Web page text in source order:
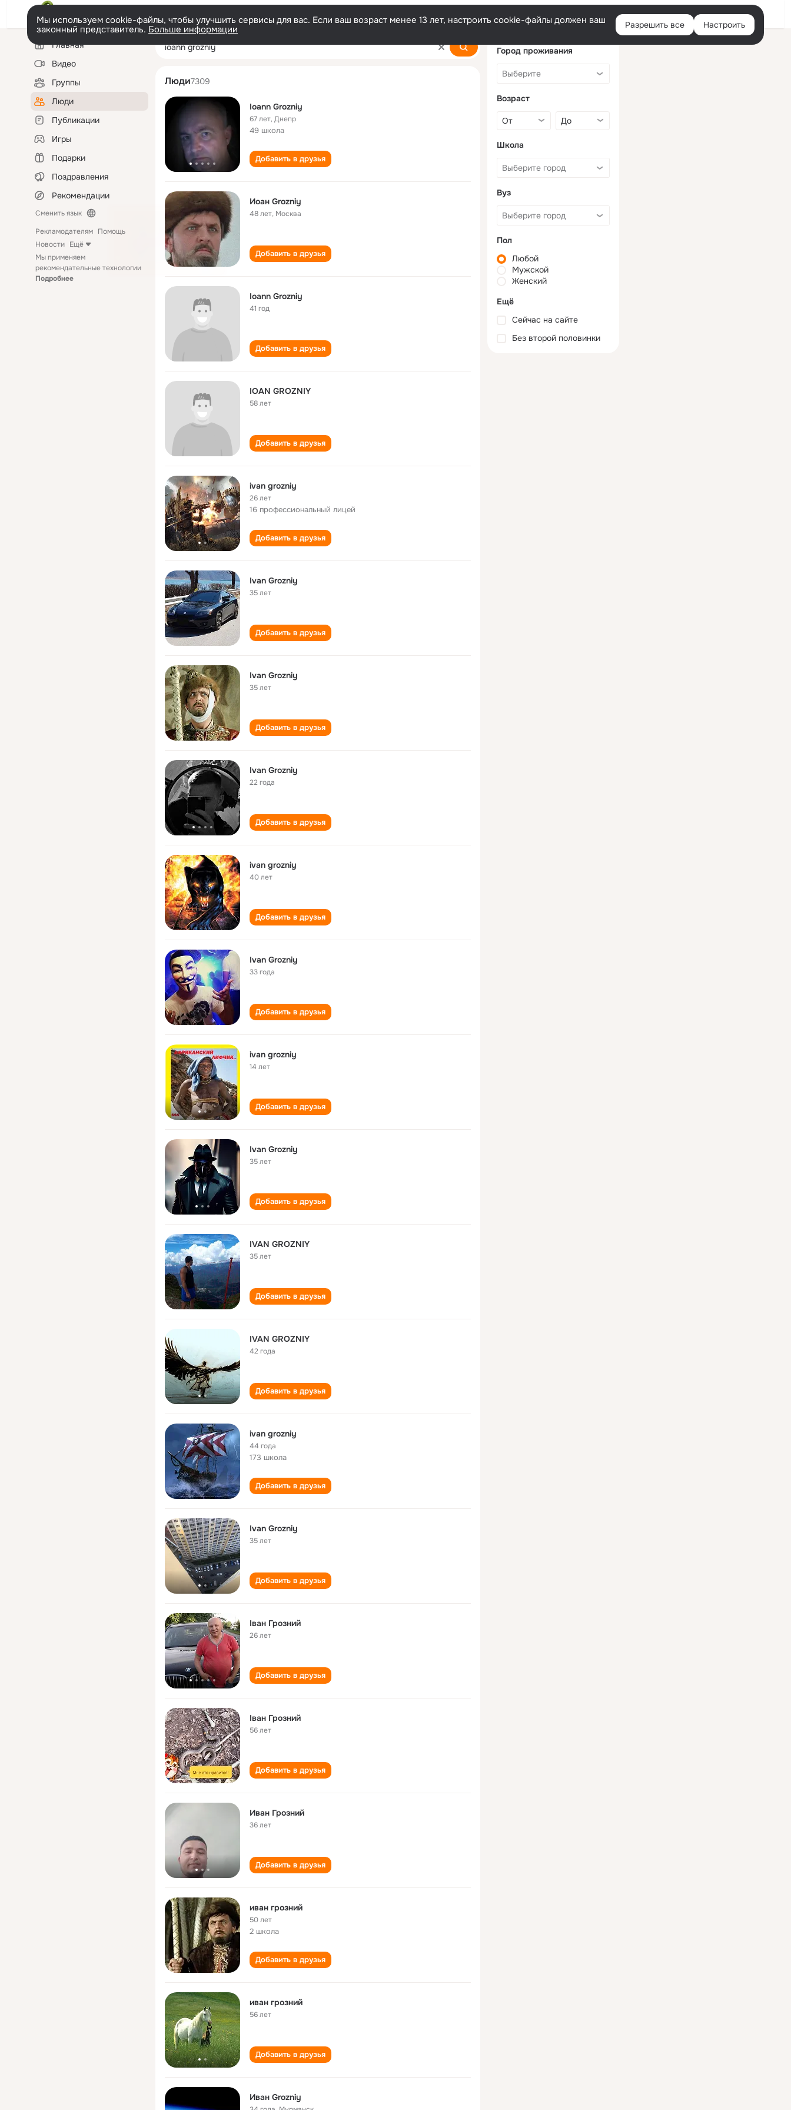
Войти
Мы используем cookie-файлы, чтобы улучшить сервисы для вас. Если ваш возраст менее 13 лет, настроить cookie-файлы должен ваш
законный представитель. Больше информации Разрешить все Настроить
Левая
колонкаГлавная
Видео
Группы
Люди
Публикации
Игры
Подарки
Поздравления
Рекомендации
Сменить язык
Рекламодателям Помощь
Новости Ещё
Мы применяем
рекомендательные технологии
Подробнее
ioann grozniy
Люди7309
Ioann Grozniy
67 лет,Днепр
49 школа
Добавить в друзья
Иоан Grozniy
48 лет, Москва
Добавить в друзья
Ioann Grozniy
41 год
Добавить в друзья
IOAN GROZNIY
58 лет
Добавить в друзья
ivan grozniy
26 лет
16 профессиональный лицей
Добавить в друзья
Ivan Grozniy
35 лет
Добавить в друзья
Ivan Grozniy
35 лет
Добавить в друзья
Ivan Grozniy
22 года
Добавить в друзья
ivan grozniy
40 лет
Добавить в друзья
Ivan Grozniy
33 года
Добавить в друзья
ivan grozniy
14 лет
Добавить в друзья
Ivan Grozniy
35 лет
Добавить в друзья
IVAN GROZNIY
35 лет
Добавить в друзья
IVAN GROZNIY
42 года
Добавить в друзья
ivan grozniy
44 года
173 школа
Добавить в друзья
Ivan Grozniy
35 лет
Добавить в друзья
Іван Грозний
26 лет
Добавить в друзья
Іван Грозний
56 лет
Добавить в друзья
Иван Грозний
36 лет
Добавить в друзья
иван грозний
50 лет
2 школа
Добавить в друзья
иван грозний
56 лет
Добавить в друзья
Иван Grozniy
Город проживания
Возраст
Школа
Вуз
Пол
Любой
Мужской
Женский
Ещё
Сейчас на сайте
Без второй половинки